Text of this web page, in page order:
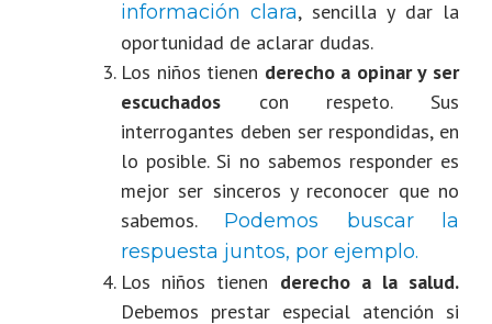
información clara, sencilla y dar la
oportunidad de aclarar dudas.
Los niños tienen derecho a opinar y ser
escuchados con respeto. Sus
interrogantes deben ser respondidas, en
lo posible. Si no sabemos responder es
mejor ser sinceros y reconocer que no
sabemos. Podemos buscar la
respuesta juntos, por ejemplo.
Los niños tienen derecho a la salud.
Debemos prestar especial atención si